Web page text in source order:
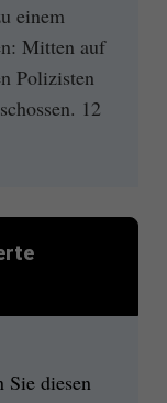
einem
Mitten auf
Polizisten
12
Sie diesen